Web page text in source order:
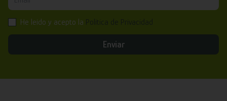
He leído y acepto la
Enviar